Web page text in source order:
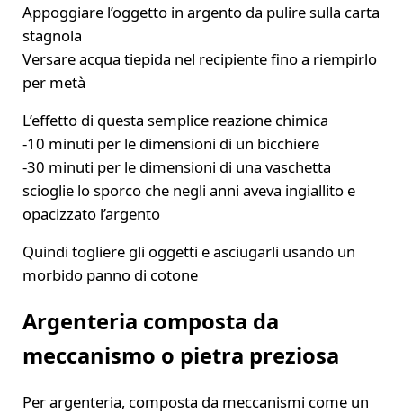
Appoggiare l’oggetto in argento da pulire sulla carta
stagnola
Versare acqua tiepida nel recipiente fino a riempirlo
per metà
L’effetto di questa semplice reazione chimica
-10 minuti per le dimensioni di un bicchiere
-30 minuti per le dimensioni di una vaschetta
scioglie lo sporco che negli anni aveva ingiallito e
opacizzato l’argento
Quindi togliere gli oggetti e asciugarli usando un
morbido panno di cotone
Argenteria composta da
meccanismo o pietra preziosa
Per argenteria, composta da meccanismi come un